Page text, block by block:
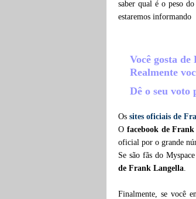
saber qual é o peso
estaremos informando
Você gosta
Realmente
Dê o seu
Os sites oficiais de
O facebook de
oficial por o grande
Se são fãs do
de Frank Langella.
Finalmente, se você